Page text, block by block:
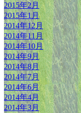
2015年2月
2015年1月
2014年12月
2014年11月
2014年10月
2014年9月
2014年8月
2014年7月
2014年6月
2014年4月
2014年3月